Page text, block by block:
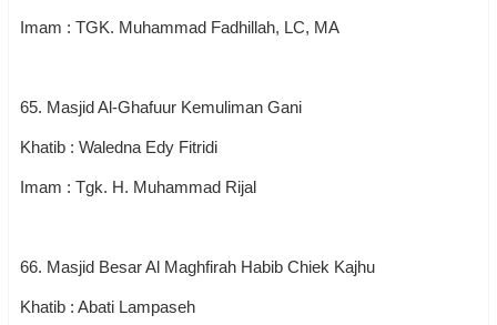
Imam : TGK. Muhammad Fadhillah, LC, MA
65. Masjid Al-Ghafuur Kemuliman Gani
Khatib : Waledna Edy Fitridi
Imam : Tgk. H. Muhammad Rijal
66. Masjid Besar Al Maghfirah Habib Chiek Kajhu
Khatib : Abati Lampaseh